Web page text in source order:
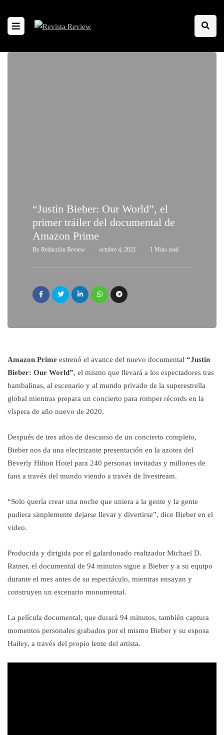
“Justin Bieber: Our World”, el
primer tráiler del documental de
Amazon Prime
By Redacción Review octubre 4, 2021 1 Mins read
Amazon Prime estrenó el avance del nuevo documental “Justin
Bieber: Our World”, el mismo que llevará a los espectadores tras
bambalinas, al escenario y al mundo privado de la superestrella
global mientras prepara un concierto para romper récords en la
víspera de año nuevo de 2020.
Después de tres años de descanso de un concierto completo,
Bieber nos da una electrizante presentación en la azotea del
Beverly Hilton Hotel para 240 personas invitadas y millones de
fans a través del mundo viendo a través de livestream.
“Solo quería crear una noche que uniera a la gente y la gente
pudiera simplemente dejarse llevar y divertirse”, dice Bieber en el
video.
Producida y dirigida por el galardonado realizador Michael D.
Ratner, el documental de 94 minutos sigue a Bieber y a su equipo
durante el mes antes de su espectáculo, mientras ensayan y
construyen un escenario monumental.
La película documental, que durará 94 minutos, también captura
momentos personales grabados por el mismo Bieber y su esposa
Hailey, a través del propio lente del artista.